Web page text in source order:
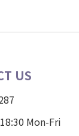
US
Mon-Fri